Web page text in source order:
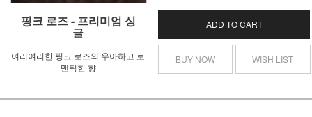
핑크 로즈 - 프리미엄 싱
글
여리여리한 핑크 로즈의 우아하고 로
맨틱한 향
ADD TO CART
BUY NOW WISH LIST